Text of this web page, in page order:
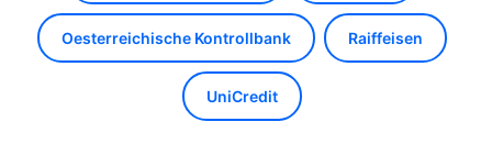
Oesterreichische Kontrollbank Raiffeisen
UniCredit